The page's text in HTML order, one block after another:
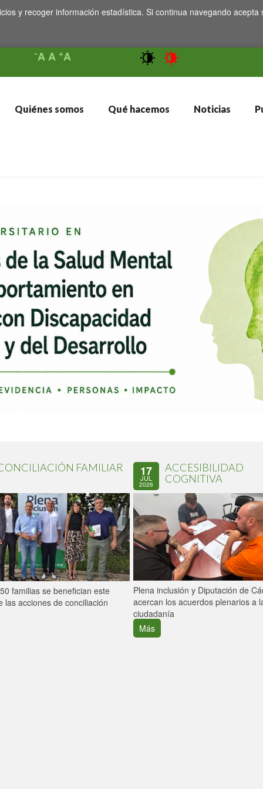
y recoger información estadística. Si continua navegando acepta
-AA +A
Quiénes somos Qué hacemos Noticias
FAMILIAR
familias se benefician este
las acciones de conciliación
17
JUL
2026
ACCESIBILIDAD
COGNITIVA
Plena inclusión y Diputación de
acercan los acuerdos plenarios a
ciudadanía
Más